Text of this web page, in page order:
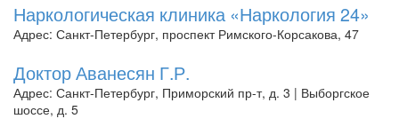
Наркологическая клиника «Наркология 24»
Адрес: Санкт-Петербург, проспект Римского-Корсакова, 47
Доктор Аванесян Г.Р.
Адрес: Санкт-Петербург, Приморский пр-т, д. 3 | Выборгское
шоссе, д. 5